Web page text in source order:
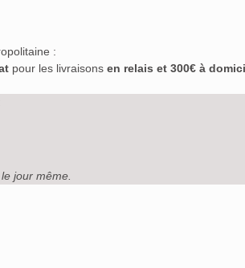
:
pour les livraisons en relais et 300€ à
jour même.